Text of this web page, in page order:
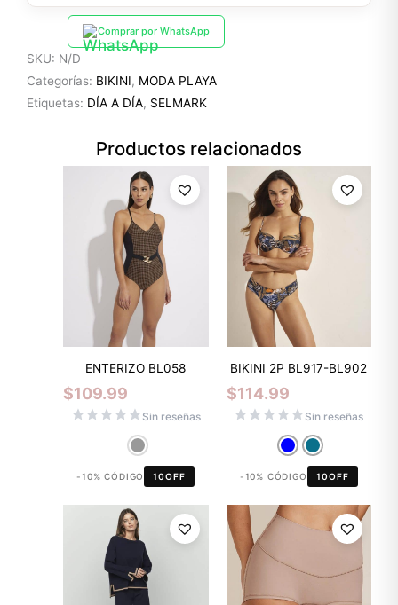
Comprar por WhatsApp
SKU: N/D
Categorías: BIKINI, MODA PLAYA
Etiquetas: DÍA A DÍA, SELMARK
Productos relacionados
ENTERIZO BL058
$109.99
Sin reseñas
-10% CÓDIGO 10OFF
BIKINI 2P BL917-BL902
$114.99
Sin reseñas
-10% CÓDIGO 10OFF